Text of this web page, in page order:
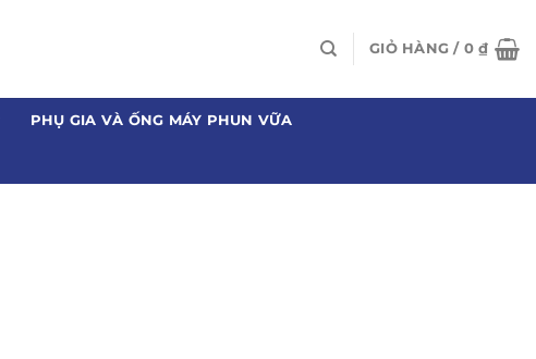
GIỎ HÀNG / 0₫
PHỤ GIA VÀ ỐNG MÁY PHUN VỮA